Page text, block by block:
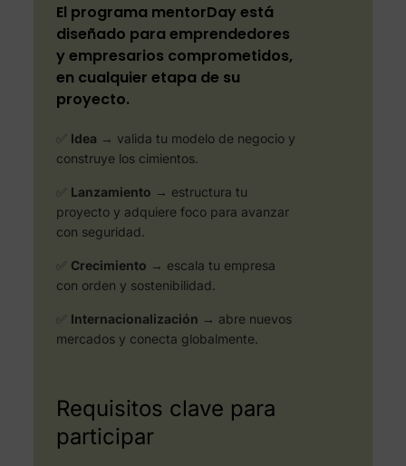
El programa mentorDay está
diseñado para emprendedores
y empresarios comprometidos,
en cualquier etapa de su
proyecto.
✅ Idea → valida tu modelo de negocio y
construye los cimientos.
✅ Lanzamiento → estructura tu
proyecto y adquiere foco para avanzar
con seguridad.
✅ Crecimiento → escala tu empresa
con orden y sostenibilidad.
✅ Internacionalización → abre nuevos
mercados y conecta globalmente.
Requisitos clave para
participar